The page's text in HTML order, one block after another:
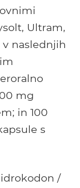
Ultram,
v naslednjih
mg
in 100
s
/